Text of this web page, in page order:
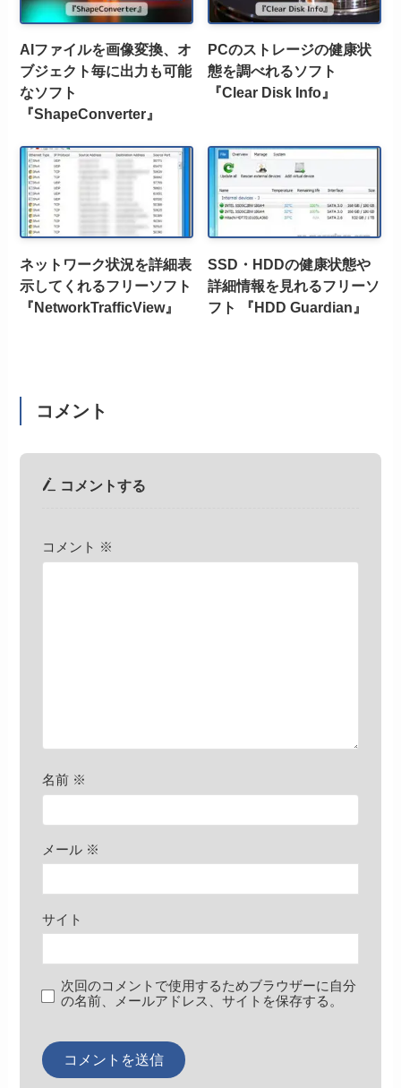
AIファイルを画像変換、オ
ブジェクト毎に出力も可能
なソフト
『ShapeConverter』
PCのストレージの健康状
態を調べれるソフト
『Clear Disk Info』
ネットワーク状況を詳細表
示してくれるフリーソフト
『NetworkTrafficView』
SSD・HDDの健康状態や
詳細情報を見れるフリーソ
フト 『HDD Guardian』
コメント
コメントする
コメント ※
名前 ※
メール ※
サイト
次回のコメントで使用するためブラウザーに自分
の名前、メールアドレス、サイトを保存する。